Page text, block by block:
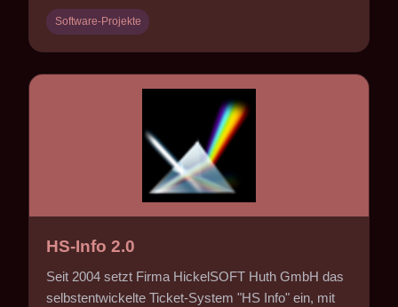
Software-Projekte
HS-Info 2.0
Seit 2004 setzt Firma HickelSOFT Huth GmbH das
selbstentwickelte Ticket-System "HS Info" ein, mit